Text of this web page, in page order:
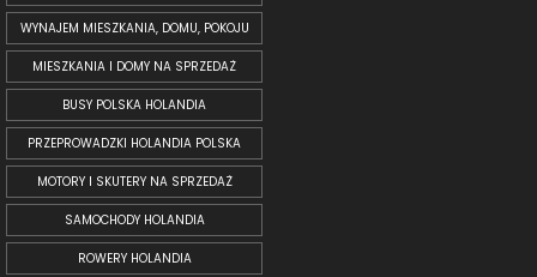
WYNAJEM MIESZKANIA, DOMU, POKOJU
MIESZKANIA I DOMY NA SPRZEDAŻ
BUSY POLSKA HOLANDIA
PRZEPROWADZKI HOLANDIA POLSKA
MOTORY I SKUTERY NA SPRZEDAŻ
SAMOCHODY HOLANDIA
ROWERY HOLANDIA